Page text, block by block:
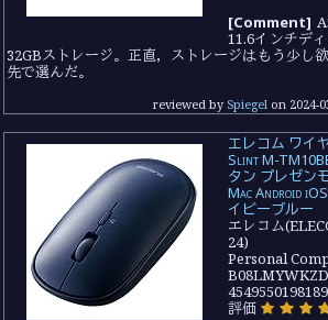
[Comment]
11.6インチデ
32GBストレージ。正直，ストレージはもう少し
先で選んだ。
reviewed by Spiegelon 2024-
エレコム ワイ
Slint M-
タン プレゼン
Mac Android
イビーブルー
エレコム
24)
Personal
評価